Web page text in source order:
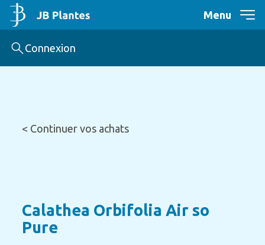
Menu
Connexion
< Continuer vos achats
Calathea Orbifolia Air so
Pure